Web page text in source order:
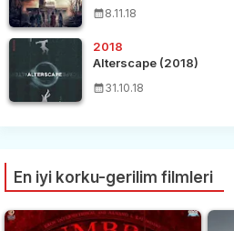
8.11.18
2018
Alterscape (2018)
31.10.18
En iyi korku-gerilim filmleri